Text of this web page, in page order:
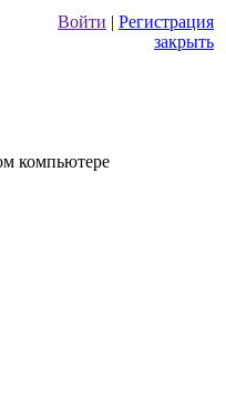
Войти | Регистрация
закрыть
компьютере